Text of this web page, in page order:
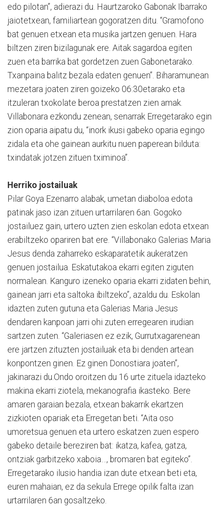
edo pilotan”, adierazi du. Haurtzaroko Gabonak Ibarrako
jaiotetxean, familiartean gogoratzen ditu. “Gramofono
bat genuen etxean eta musika jartzen genuen. Hara
biltzen ziren bizilagunak ere. Aitak sagardoa egiten
zuen eta barrika bat gordetzen zuen Gabonetarako.
Txanpaina balitz bezala edaten genuen”. Biharamunean
mezetara joaten ziren goizeko 06:30etarako eta
itzuleran txokolate beroa prestatzen zien amak.
Villabonara ezkondu zenean, senarrak Erregetarako egin
zion oparia aipatu du, “inork ikusi gabeko oparia egingo
zidala eta ohe gainean aurkitu nuen paperean bilduta:
txindatak jotzen zituen tximinoa”.
Herriko jostailuak
Pilar Goya Ezenarro alabak, umetan diaboloa edota
patinak jaso izan zituen urtarrilaren 6an. Gogoko
jostailuez gain, urtero uzten zien eskolan edota etxean
erabiltzeko opariren bat ere. “Villabonako Galerias Maria
Jesus denda zaharreko eskaparatetik aukeratzen
genuen jostailua. Eskatutakoa ekarri egiten ziguten
normalean. Kanguro izeneko oparia ekarri zidaten behin,
gainean jarri eta saltoka ibiltzeko”, azaldu du. Eskolan
idazten zuten gutuna eta Galerias Maria Jesus
dendaren kanpoan jarri ohi zuten erregearen irudian
sartzen zuten. “Galeriasen ez ezik, Gurrutxagarenean
ere jartzen zituzten jostailuak eta bi denden artean
konpontzen ginen. Ez ginen Donostiara joaten”,
jakinarazi du.Ondo oroitzen du 16 urte zituela idazteko
makina ekarri ziotela, mekanografia ikasteko. Bere
amaren garaian bezala, etxean bakarrik ekartzen
zizkioten opariak eta Erregetan beti. “Aita oso
umoretsua genuen eta urtero eskatzen zuen espero
gabeko detaile bereziren bat: ikatza, kafea, gatza,
ontziak garbitzeko xaboia…, bromaren bat egiteko”.
Erregetarako ilusio handia izan dute etxean beti eta,
euren mahaian, ez da sekula Errege opilik falta izan
urtarrilaren 6an gosaltzeko.